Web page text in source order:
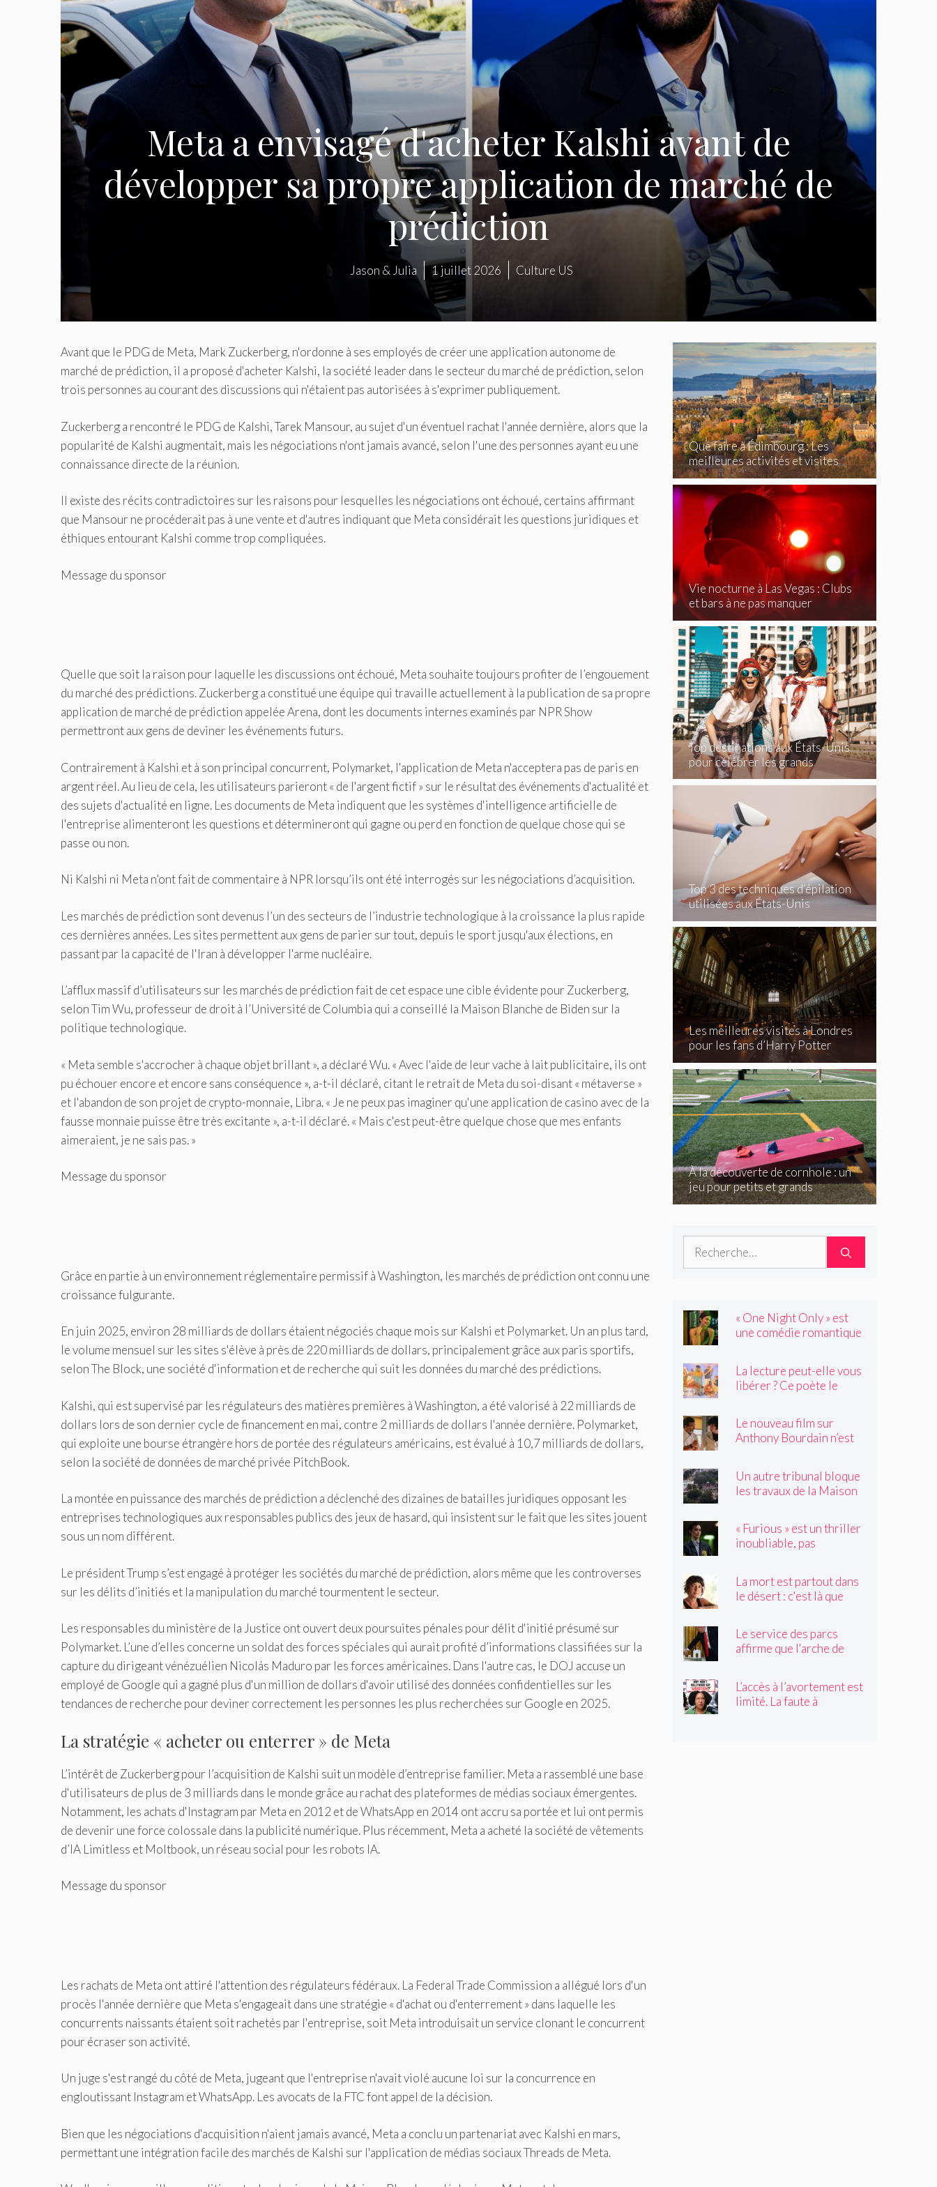
Meta a envisagé d'acheter Kalshi avant de
développer sa propre application de marché de
prédiction
Jason & Julia 1 juillet 2026 Culture US
Avant que le PDG de Meta, Mark Zuckerberg, n'ordonne à ses employés de créer une application autonome de
marché de prédiction, il a proposé d'acheter Kalshi, la société leader dans le secteur du marché de prédiction, selon
trois personnes au courant des discussions qui n'étaient pas autorisées à s'exprimer publiquement.
Zuckerberg a rencontré le PDG de Kalshi, Tarek Mansour, au sujet d'un éventuel rachat l'année dernière, alors que la
popularité de Kalshi augmentait, mais les négociations n'ont jamais avancé, selon l'une des personnes ayant eu une
connaissance directe de la réunion.
Il existe des récits contradictoires sur les raisons pour lesquelles les négociations ont échoué, certains affirmant
que Mansour ne procéderait pas à une vente et d'autres indiquant que Meta considérait les questions juridiques et
éthiques entourant Kalshi comme trop compliquées.
Message du sponsor
Quelle que soit la raison pour laquelle les discussions ont échoué, Meta souhaite toujours profiter de l’engouement
du marché des prédictions. Zuckerberg a constitué une équipe qui travaille actuellement à la publication de sa propre
application de marché de prédiction appelée Arena, dont les documents internes examinés par NPR Show
permettront aux gens de deviner les événements futurs.
Contrairement à Kalshi et à son principal concurrent, Polymarket, l'application de Meta n'acceptera pas de paris en
argent réel. Au lieu de cela, les utilisateurs parieront « de l'argent fictif » sur le résultat des événements d'actualité et
des sujets d'actualité en ligne. Les documents de Meta indiquent que les systèmes d'intelligence artificielle de
l'entreprise alimenteront les questions et détermineront qui gagne ou perd en fonction de quelque chose qui se
passe ou non.
Ni Kalshi ni Meta n’ont fait de commentaire à NPR lorsqu’ils ont été interrogés sur les négociations d’acquisition.
Les marchés de prédiction sont devenus l’un des secteurs de l’industrie technologique à la croissance la plus rapide
ces dernières années. Les sites permettent aux gens de parier sur tout, depuis le sport jusqu'aux élections, en
passant par la capacité de l'Iran à développer l'arme nucléaire.
L’afflux massif d’utilisateurs sur les marchés de prédiction fait de cet espace une cible évidente pour Zuckerberg,
selon Tim Wu, professeur de droit à l’Université de Columbia qui a conseillé la Maison Blanche de Biden sur la
politique technologique.
« Meta semble s'accrocher à chaque objet brillant », a déclaré Wu. « Avec l'aide de leur vache à lait publicitaire, ils ont
pu échouer encore et encore sans conséquence », a-t-il déclaré, citant le retrait de Meta du soi-disant « métaverse »
et l'abandon de son projet de crypto-monnaie, Libra. « Je ne peux pas imaginer qu'une application de casino avec de la
fausse monnaie puisse être très excitante », a-t-il déclaré. « Mais c'est peut-être quelque chose que mes enfants
aimeraient, je ne sais pas. »
Message du sponsor
Grâce en partie à un environnement réglementaire permissif à Washington, les marchés de prédiction ont connu une
croissance fulgurante.
En juin 2025, environ 28 milliards de dollars étaient négociés chaque mois sur Kalshi et Polymarket. Un an plus tard,
le volume mensuel sur les sites s'élève à près de 220 milliards de dollars, principalement grâce aux paris sportifs,
selon The Block, une société d'information et de recherche qui suit les données du marché des prédictions.
Kalshi, qui est supervisé par les régulateurs des matières premières à Washington, a été valorisé à 22 milliards de
dollars lors de son dernier cycle de financement en mai, contre 2 milliards de dollars l'année dernière. Polymarket,
qui exploite une bourse étrangère hors de portée des régulateurs américains, est évalué à 10,7 milliards de dollars,
selon la société de données de marché privée PitchBook.
La montée en puissance des marchés de prédiction a déclenché des dizaines de batailles juridiques opposant les
entreprises technologiques aux responsables publics des jeux de hasard, qui insistent sur le fait que les sites jouent
sous un nom différent.
Le président Trump s’est engagé à protéger les sociétés du marché de prédiction, alors même que les controverses
sur les délits d’initiés et la manipulation du marché tourmentent le secteur.
Les responsables du ministère de la Justice ont ouvert deux poursuites pénales pour délit d'initié présumé sur
Polymarket. L’une d’elles concerne un soldat des forces spéciales qui aurait profité d’informations classifiées sur la
capture du dirigeant vénézuélien Nicolás Maduro par les forces américaines. Dans l'autre cas, le DOJ accuse un
employé de Google qui a gagné plus d'un million de dollars d'avoir utilisé des données confidentielles sur les
tendances de recherche pour deviner correctement les personnes les plus recherchées sur Google en 2025.
La stratégie « acheter ou enterrer » de Meta
L’intérêt de Zuckerberg pour l’acquisition de Kalshi suit un modèle d’entreprise familier. Meta a rassemblé une base
d'utilisateurs de plus de 3 milliards dans le monde grâce au rachat des plateformes de médias sociaux émergentes.
Notamment, les achats d'Instagram par Meta en 2012 et de WhatsApp en 2014 ont accru sa portée et lui ont permis
de devenir une force colossale dans la publicité numérique. Plus récemment, Meta a acheté la société de vêtements
d’IA Limitless et Moltbook, un réseau social pour les robots IA.
Message du sponsor
Les rachats de Meta ont attiré l'attention des régulateurs fédéraux. La Federal Trade Commission a allégué lors d'un
procès l'année dernière que Meta s'engageait dans une stratégie « d'achat ou d'enterrement » dans laquelle les
concurrents naissants étaient soit rachetés par l'entreprise, soit Meta introduisait un service clonant le concurrent
pour écraser son activité.
Un juge s'est rangé du côté de Meta, jugeant que l'entreprise n'avait violé aucune loi sur la concurrence en
engloutissant Instagram et WhatsApp. Les avocats de la FTC font appel de la décision.
Bien que les négociations d'acquisition n'aient jamais avancé, Meta a conclu un partenariat avec Kalshi en mars,
permettant une intégration facile des marchés de Kalshi sur l'application de médias sociaux Threads de Meta.
Que faire à Édimbourg : Les
meilleures activités et visites
incontournables
Vie nocturne à Las Vegas : Clubs
et bars à ne pas manquer
Top destinations aux États-Unis
pour célébrer les grands
événements
Top 3 des techniques d’épilation
utilisées aux États-Unis
Les meilleures visites à Londres
pour les fans d’Harry Potter
À la découverte de cornhole : un
jeu pour petits et grands
Rechercher :
« One Night Only » est
une comédie romantique
La lecture peut-elle vous
libérer ? Ce poète le
Le nouveau film sur
Anthony Bourdain n’est
Un autre tribunal bloque
les travaux de la Maison
suprême
« Furious » est un thriller
inoubliable, pas
La mort est partout dans
le désert : c'est là que
Le service des parcs
affirme que l'arche de
Pourrait-il être déplacé ?
L’accès à l’avortement est
limité. La faute à